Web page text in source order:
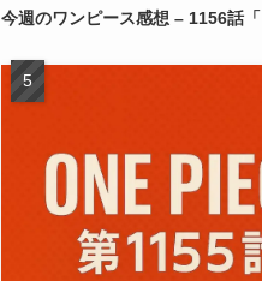
今週のワンピース感想 – 1156話「